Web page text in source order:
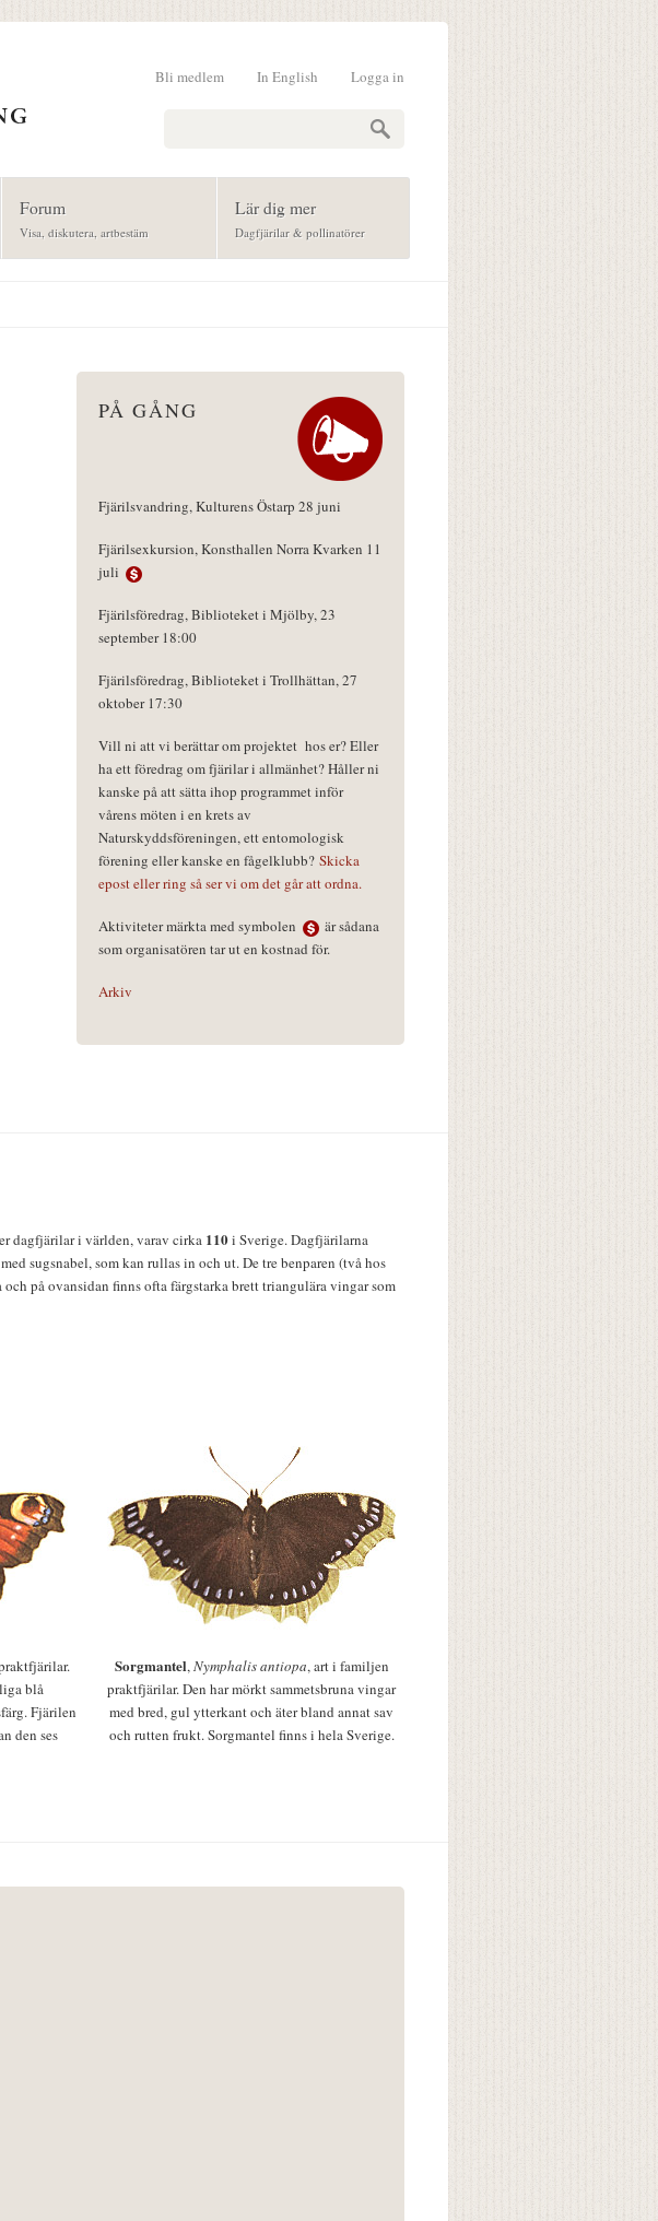
Logga in
In English
Bli medlem
Forum
Visa, diskutera, artbestäm
Lär dig mer
Dagfjärilar & pollinatörer
PÅ GÅNG
Fjärilsvandring, Kulturens Östarp 28 juni
Fjärilsexkursion, Konsthallen Norra Kvarken 11
juli
Fjärilsföredrag, Biblioteket i Mjölby, 23
september 18:00
Fjärilsföredrag, Biblioteket i Trollhättan, 27
oktober 17:30
Vill ni att vi berättar om projektet hos er? Eller
ha ett föredrag om fjärilar i allmänhet? Håller ni
kanske på att sätta ihop programmet inför
vårens möten i en krets av
Naturskyddsföreningen, ett entomologisk
förening eller kanske en fågelklubb? Skicka
epost eller ring så ser vi om det går att ordna.
Aktiviteter märkta med symbolen
är sådana
som organisatören tar ut en kostnad för.
Arkiv
dagfjärilar i världen, varav cirka 110i Sverige. Dagfjärilarna
sugsnabel, som kan rullas in och ut. De tre benparen (två hos
på ovansidan finns ofta färgstarka brett triangulära vingar som
blå
Fjärilen
den ses
Sorgmantel,Nymphalis antiopa, art i familjen
praktfjärilar. Den har mörkt sammetsbruna vingar
med bred, gul ytterkant och äter bland annat sav
och rutten frukt. Sorgmantel finns i hela Sverige.